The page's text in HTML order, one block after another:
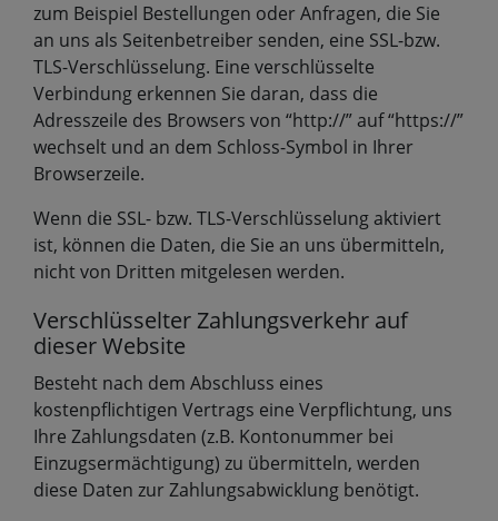
zum Beispiel Bestellungen oder Anfragen, die Sie
an uns als Seitenbetreiber senden, eine SSL-bzw.
TLS-Verschlüsselung. Eine verschlüsselte
Verbindung erkennen Sie daran, dass die
Adresszeile des Browsers von “http://” auf “https://”
wechselt und an dem Schloss-Symbol in Ihrer
Browserzeile.
Wenn die SSL- bzw. TLS-Verschlüsselung aktiviert
ist, können die Daten, die Sie an uns übermitteln,
nicht von Dritten mitgelesen werden.
Verschlüsselter Zahlungsverkehr auf
dieser Website
Besteht nach dem Abschluss eines
kostenpflichtigen Vertrags eine Verpflichtung, uns
Ihre Zahlungsdaten (z.B. Kontonummer bei
Einzugsermächtigung) zu übermitteln, werden
diese Daten zur Zahlungsabwicklung benötigt.